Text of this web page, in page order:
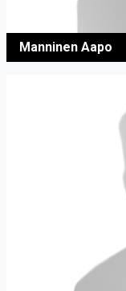
Manninen Aapo